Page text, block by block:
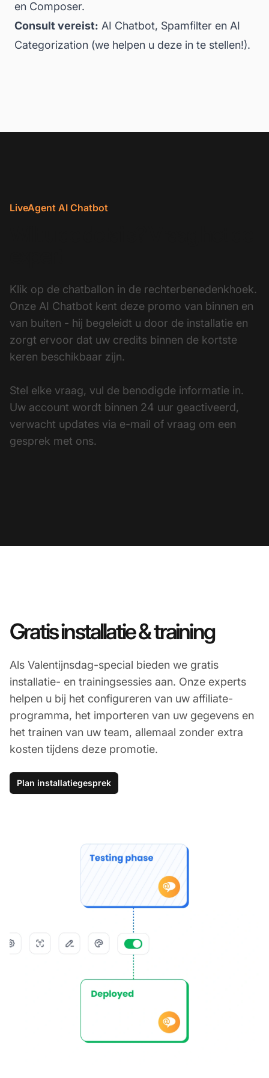
en Composer.
Consult vereist: AI Chatbot, Spamfilter en AI
Categorization (we helpen u deze in te stellen!).
LiveAgent AI Chatbot
Klik op de chatballon in de rechterbenedenkhoek.
Onze AI Chatbot kent deze promo van binnen en
van buiten - hij begeleidt u door de installatie en
zorgt ervoor dat uw credits binnen de kortste
keren beschikbaar zijn.
Stel elke vraag, vul de benodigde informatie in.
Uw account wordt binnen 24 uur geactiveerd,
verwacht updates via e-mail of vraag om een
gesprek met ons.
Gratis installatie & training
Als Valentijnsdag-special bieden we gratis
installatie- en trainingsessies aan. Onze experts
helpen u bij het configureren van uw affiliate-
programma, het importeren van uw gegevens en
het trainen van uw team, allemaal zonder extra
kosten tijdens deze promotie.
Plan installatiegesprek